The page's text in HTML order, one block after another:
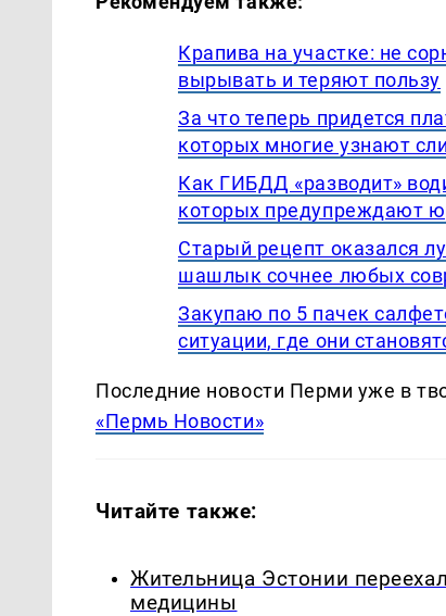
Крапива на участке: не
вырывать и теряют пользу
За что теперь придется
которых многие узнают
Как ГИБДД «разводит»
которых предупреждают
Старый рецепт оказался
шашлык сочнее любых
Закупаю по 5 пачек
ситуации, где они
Последние новости Перми уже в
«Пермь Новости»
Читайте также:
Жительница Эстонии
медицины